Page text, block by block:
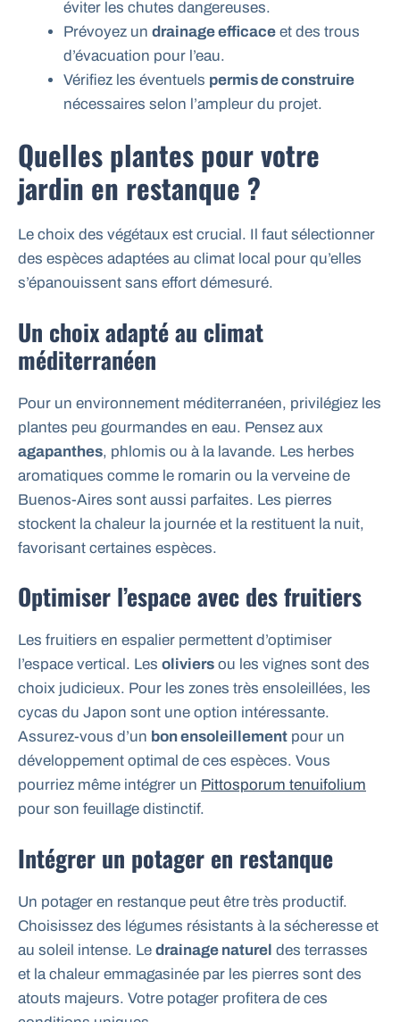
éviter les chutes dangereuses.
Prévoyez un drainage efficace et des trous
d’évacuation pour l’eau.
Vérifiez les éventuels permis de construire
nécessaires selon l’ampleur du projet.
Quelles plantes pour votre
jardin en restanque ?
Le choix des végétaux est crucial. Il faut sélectionner
des espèces adaptées au climat local pour qu’elles
s’épanouissent sans effort démesuré.
Un choix adapté au climat
méditerranéen
Pour un environnement méditerranéen, privilégiez les
plantes peu gourmandes en eau. Pensez aux
agapanthes, phlomis ou à la lavande. Les herbes
aromatiques comme le romarin ou la verveine de
Buenos-Aires sont aussi parfaites. Les pierres
stockent la chaleur la journée et la restituent la nuit,
favorisant certaines espèces.
Optimiser l’espace avec des fruitiers
Les fruitiers en espalier permettent d’optimiser
l’espace vertical. Les oliviers ou les vignes sont des
choix judicieux. Pour les zones très ensoleillées, les
cycas du Japon sont une option intéressante.
Assurez-vous d’un bon ensoleillement pour un
développement optimal de ces espèces. Vous
pourriez même intégrer un Pittosporum tenuifolium
pour son feuillage distinctif.
Intégrer un potager en restanque
Un potager en restanque peut être très productif.
Choisissez des légumes résistants à la sécheresse et
au soleil intense. Le drainage naturel des terrasses
et la chaleur emmagasinée par les pierres sont des
atouts majeurs. Votre potager profitera de ces